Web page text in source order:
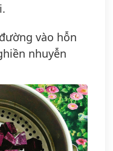
vào hỗn
nhuyễn